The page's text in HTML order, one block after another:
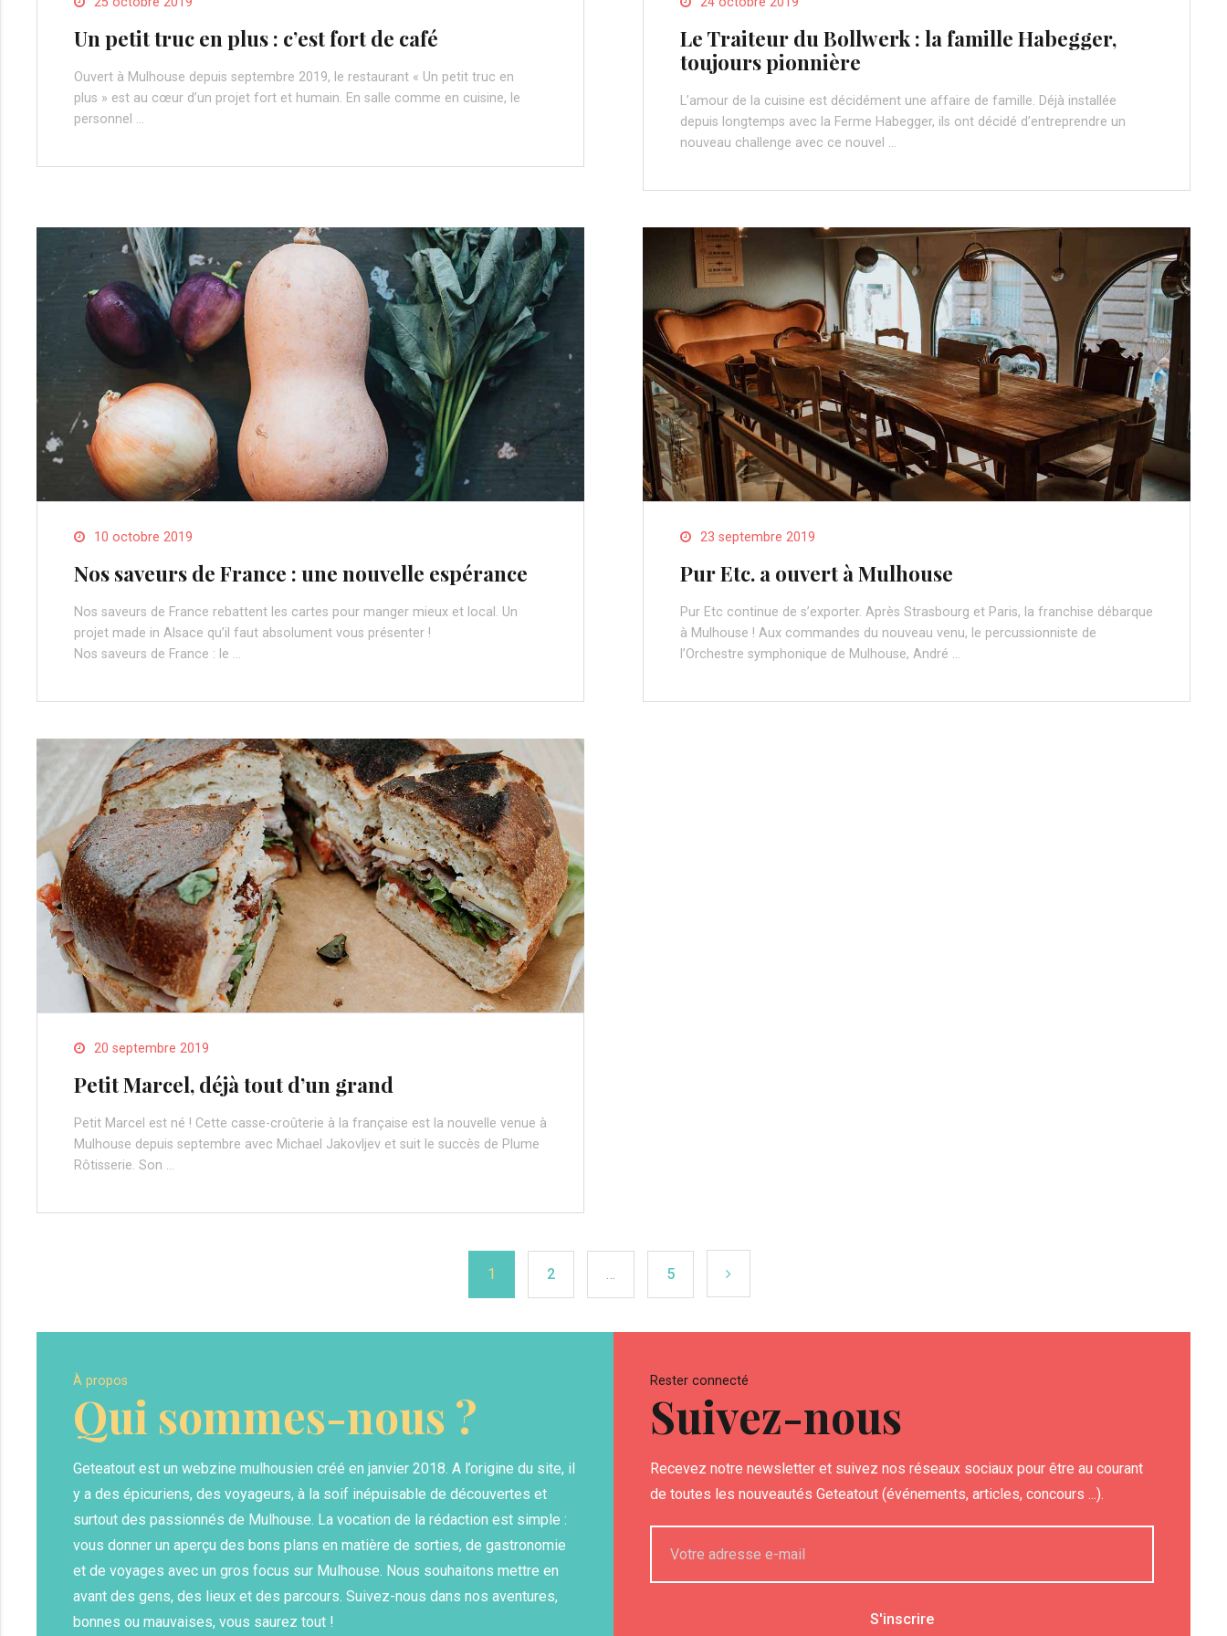
Un petit truc en plus : c’est fort de café
Ouvert à Mulhouse depuis septembre 2019, le restaurant « Un petit truc en
plus » est au cœur d’un projet fort et humain. En salle comme en cuisine, le
personnel …
Le Traiteur du Bollwerk : la famille Habegger,
toujours pionnière
L’amour de la cuisine est décidément une affaire de famille. Déjà installée
depuis longtemps avec la Ferme Habegger, ils ont décidé d’entreprendre un
nouveau challenge avec ce nouvel …
10 octobre 2019
Nos saveurs de France : une nouvelle espérance
Nos saveurs de France rebattent les cartes pour manger mieux et local. Un
projet made in Alsace qu’il faut absolument vous présenter !
Nos saveurs de France : le …
23 septembre 2019
Pur Etc. a ouvert à Mulhouse
Pur Etc continue de s’exporter. Après Strasbourg et Paris, la franchise débarque
à Mulhouse ! Aux commandes du nouveau venu, le percussionniste de
l’Orchestre symphonique de Mulhouse, André …
20 septembre 2019
Petit Marcel, déjà tout d’un grand
Petit Marcel est né ! Cette casse-croûterie à la française est la nouvelle venue à
Mulhouse depuis septembre avec Michael Jakovljev et suit le succès de Plume
Rôtisserie. Son …
1 2 … 5
À propos
Qui sommes-nous ?
Geteatout est un webzine mulhousien créé en janvier 2018. A l’origine du site, il
y a des épicuriens, des voyageurs, à la soif inépuisable de découvertes et
surtout des passionnés de Mulhouse. La vocation de la rédaction est simple :
vous donner un aperçu des bons plans en matière de sorties, de gastronomie
et de voyages avec un gros focus sur Mulhouse. Nous souhaitons mettre en
avant des gens, des lieux et des parcours. Suivez-nous dans nos aventures,
bonnes ou mauvaises, vous saurez tout !
Rester connecté
Suivez-nous
Recevez notre newsletter et suivez nos réseaux sociaux pour être au courant
de toutes les nouveautés Geteatout (événements, articles, concours ...).